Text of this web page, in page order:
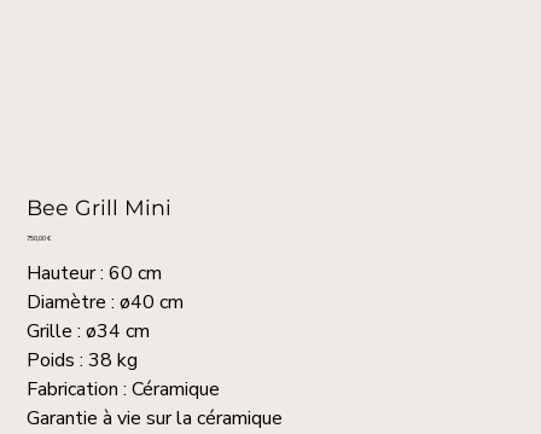
Bee Grill Mini
Prix
750,00 €
Hauteur : 60 cm
Diamètre : ø40 cm
Grille : ø34 cm
Poids : 38 kg
Fabrication : Céramique
Garantie à vie sur la céramique